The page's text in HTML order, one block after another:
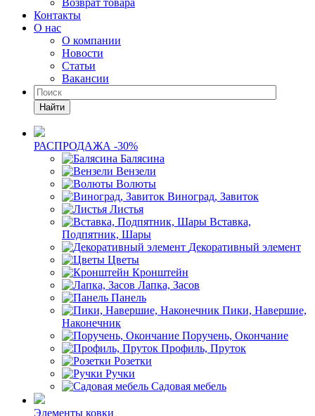
Возврат товара
Контакты
О нас
О компании
Новости
Статьи
Вакансии
Найти
РАСПРОДАЖА -30%
Балясина
Вензели
Волюты
Виноград, Завиток
Листья
Вставка,
Подпятник, Шары
Декоративный элемент
Цветы
Кронштейн
Лапка, Засов
Панель
Пики, Навершие,
Наконечник
Поручень, Окончание
Профиль, Пруток
Розетки
Ручки
Садовая мебель
Элементы ковки